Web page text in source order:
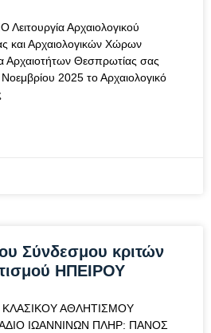
Αρχαιολογικού
και Αρχαιολογικών Χώρων
Αρχαιοτήτων Θεσπρωτίας σας
2025 το Αρχαιολογικό
Σύνδεσμου κριτών
ΗΠΕΙΡΟΥ
ΑΘΛΗΤΙΣΜΟΥ
ΙΩΑΝΝΙΝΩΝ ΠΛΗΡ: ΠΑΝΟΣ